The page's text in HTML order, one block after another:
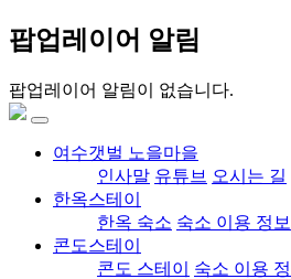
팝업레이어 알림
팝업레이어 알림이 없습니다.
여수갯벌 노을마을
인사말 유튜브 오시는 길
한옥스테이
한옥 숙소 숙소 이용 정보
콘도스테이
콘도 스테이
숙소 이용